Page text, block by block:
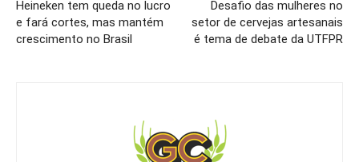
Heineken tem queda no lucro
e fará cortes, mas mantém
crescimento no Brasil
Desafio das mulheres no
setor de cervejas artesanais
é tema de debate da UTFPR